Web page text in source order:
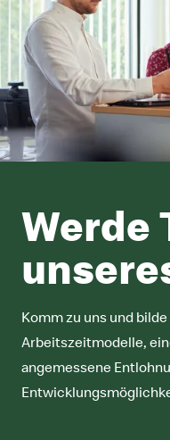
Werde
Komm zu uns und
Arbeitszeitmodelle,
angemessene